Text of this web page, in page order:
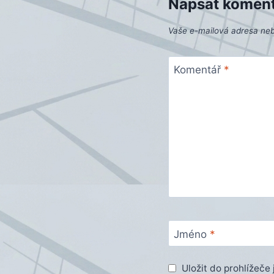
Napsat
Vaše e-mailová adresa
Komentář *
Jméno *
Uložit do prohlížeče